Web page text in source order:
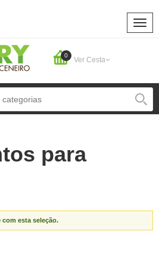
0
Ver Cesta
para
esta seleção.